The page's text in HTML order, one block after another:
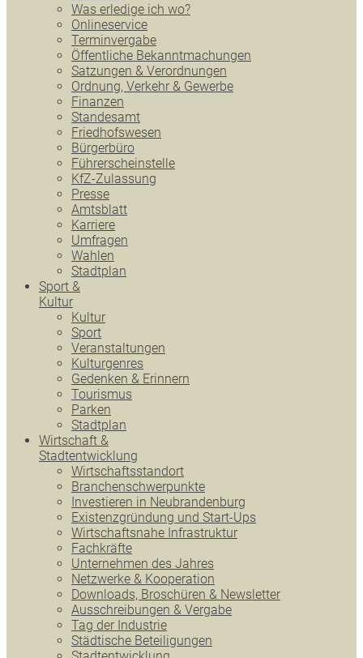
Was erledige ich wo?
Onlineservice
Terminvergabe
Öffentliche Bekanntmachungen
Satzungen & Verordnungen
Ordnung, Verkehr & Gewerbe
Finanzen
Standesamt
Friedhofswesen
Bürgerbüro
Führerscheinstelle
KfZ-Zulassung
Presse
Amtsblatt
Karriere
Umfragen
Wahlen
Stadtplan
Sport &
Kultur
Kultur
Sport
Veranstaltungen
Kulturgenres
Gedenken & Erinnern
Tourismus
Parken
Stadtplan
Wirtschaft &
Stadtentwicklung
Wirtschaftsstandort
Branchenschwerpunkte
Investieren in Neubrandenburg
Existenzgründung und Start-Ups
Wirtschaftsnahe Infrastruktur
Fachkräfte
Unternehmen des Jahres
Netzwerke & Kooperation
Downloads, Broschüren & Newsletter
Ausschreibungen & Vergabe
Tag der Industrie
Städtische Beteiligungen